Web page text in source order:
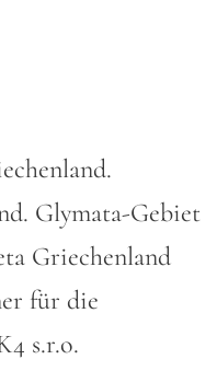
Glymata-Gebiet
Griechenland
für die
s.r.o.